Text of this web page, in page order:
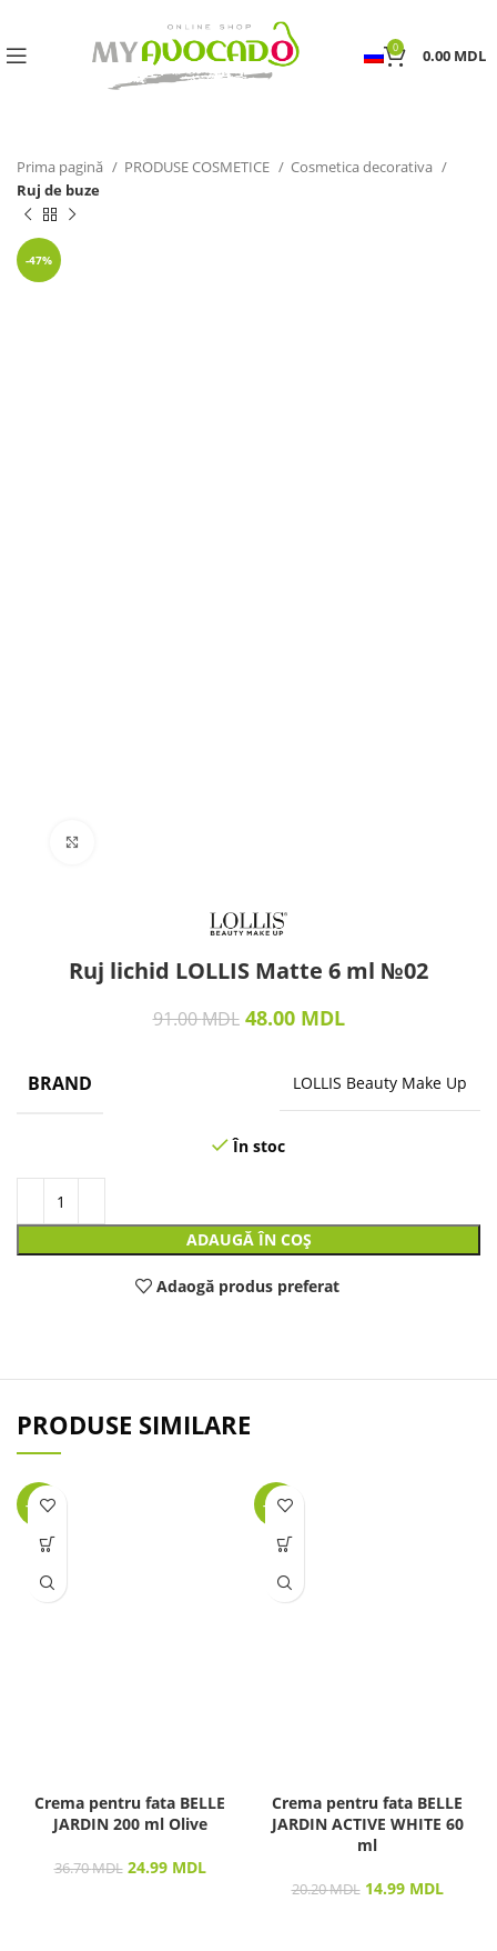
0 0.00 MDL
Prima pagină PRODUSE COSMETICE
Cosmetica decorativa
Ruj de buze
-47%
Ruj lichid LOLLIS Matte 6 ml №02
91.00MDL 48.00 MDL
BRAND LOLLIS Beauty Make Up
În stoc
ADAUGĂ ÎN COȘ
Adaogă produs preferat
PRODUSE SIMILARE
-32%
Crema pentru fata BELLE
JARDIN 200 ml Olive
36.70MDL 24.99 MDL
-26%
Crema pentru fata BELLE
JARDIN ACTIVE WHITE 60
ml
20.20MDL 14.99 MDL